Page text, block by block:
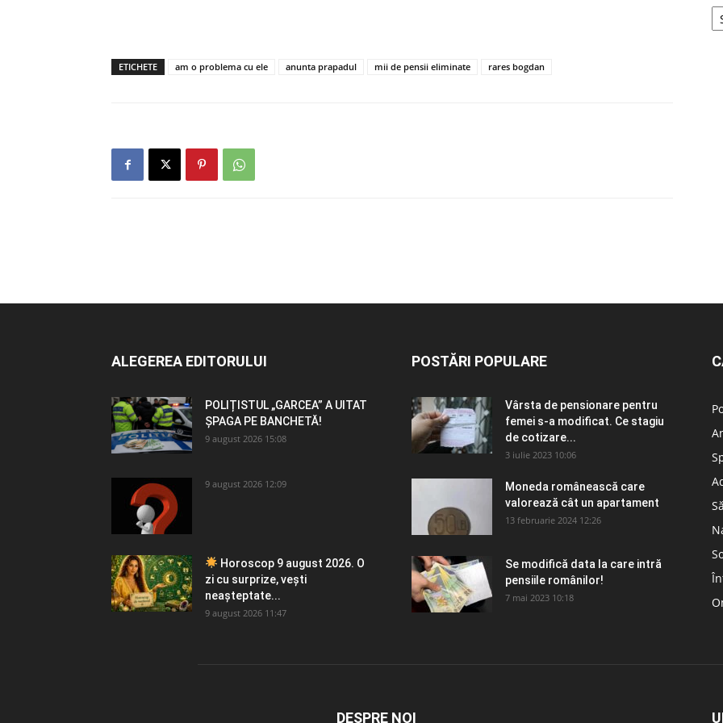
ETICHETE am o problema cu ele anunta prapadul mii de pensii eliminate rares bogdan
ALEGEREA EDITORULUI
POLIȚISTUL „GARCEA” A UITAT
ȘPAGA PE BANCHETĂ!
9 august 2026 15:08
9 august 2026 12:09
Horoscop 9 august 2026. O
zi cu surprize, vești
neașteptate...
9 august 2026 11:47
POSTĂRI POPULARE
Vârsta de pensionare pentru
femei s-a modificat. Ce stagiu
de cotizare...
3 iulie 2023 10:06
Moneda românească care
valorează cât un apartament
13 februarie 2024 12:26
Se modifică data la care intră
pensiile românilor!
7 mai 2023 10:18
DESPRE NOI